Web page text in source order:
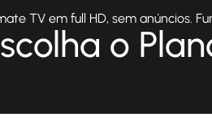
TV em full HD, sem anúncios.
o
Popular